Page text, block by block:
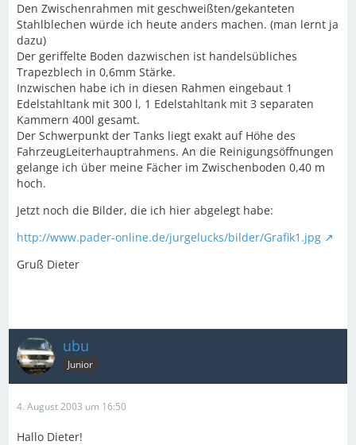
Den Zwischenrahmen mit geschweißten/gekanteten
Stahlblechen würde ich heute anders machen. (man lernt ja
dazu)
Der geriffelte Boden dazwischen ist handelsübliches
Trapezblech in 0,6mm Stärke.
Inzwischen habe ich in diesen Rahmen eingebaut 1
Edelstahltank mit 300 l, 1 Edelstahltank mit 3 separaten
Kammern 400l gesamt.
Der Schwerpunkt der Tanks liegt exakt auf Höhe des
FahrzeugLeiterhauptrahmens. An die Reinigungsöffnungen
gelange ich über meine Fächer im Zwischenboden 0,40 m
hoch.
Jetzt noch die Bilder, die ich hier abgelegt habe:
http://www.pader-online.de/jurgelucks/bilder/Grafik1.jpg
Gruß Dieter
ubu
Junior
4. August 2003 um 16:50
Hallo Dieter!